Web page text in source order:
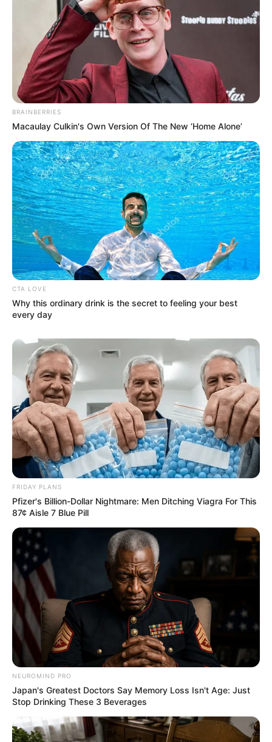
Japan's Oldest Doctors Say Memory Loss Isn't
Age: Just Stop Drinking These 3 Beverages
NEUROMIND PRO
4x Stronger Than Viagra! This To Perform Better
Men 45+ Are Trying This To Perform Better
MEDVI
Men, You Don't Need Viagra If You Do This Once A
Day
MEDVI
BRAINBERRIES
Macaulay Culkin's Own Version Of The New ‘Home Alone’
CTA LOVE
Why this ordinary drink is the secret to feeling your best
every day
FRIDAY PLANS
Pfizer's Billion-Dollar Nightmare: Men Ditching Viagra For This
87¢ Aisle 7 Blue Pill
NEUROMIND PRO
Japan's Greatest Doctors Say Memory Loss Isn't Age: Just
Stop Drinking These 3 Beverages